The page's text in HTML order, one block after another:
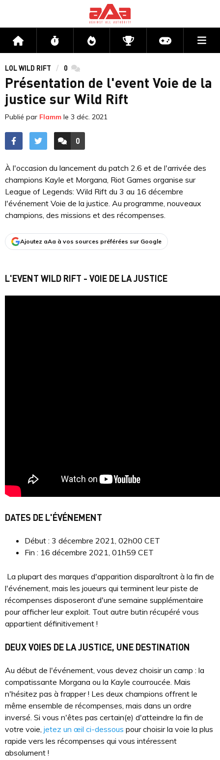
Accueil Flux Directs CompétitionsActu jeux
LOL WILD RIFT 0 commentaires
Présentation de l'event Voie de la
justice sur Wild Rift
Publié par Flamm le 3 déc. 2021
ACCÉDER AUX
0
COMMENTAIRES
À l'occasion du lancement du patch 2.6 et de l'arrivée des
champions Kayle et Morgana, Riot Games organise sur
League of Legends: Wild Rift du 3 au 16 décembre
l'événement Voie de la justice. Au programme, nouveaux
champions, des missions et des récompenses.
Ajoutez aAa à vos sources préférées sur Google
L'EVENT WILD RIFT - VOIE DE LA JUSTICE
DATES DE L'ÉVÉNEMENT
Début : 3 décembre 2021, 02h00 CET
Fin : 16 décembre 2021, 01h59 CET
La plupart des marques d'apparition disparaîtront à la fin de
l'événement, mais les joueurs qui terminent leur piste de
récompenses disposeront d'une semaine supplémentaire
pour afficher leur exploit. Tout autre butin récupéré vous
appartient définitivement !
DEUX VOIES DE LA JUSTICE, UNE DESTINATION
Au début de l'événement, vous devez choisir un camp : la
compatissante Morgana ou la Kayle courroucée. Mais
n'hésitez pas à frapper ! Les deux champions offrent le
même ensemble de récompenses, mais dans un ordre
inversé. Si vous n'êtes pas certain(e) d'atteindre la fin de
votre voie, jetez un œil ci-dessous pour choisir la voie la plus
rapide vers les récompenses qui vous intéressent
absolument !